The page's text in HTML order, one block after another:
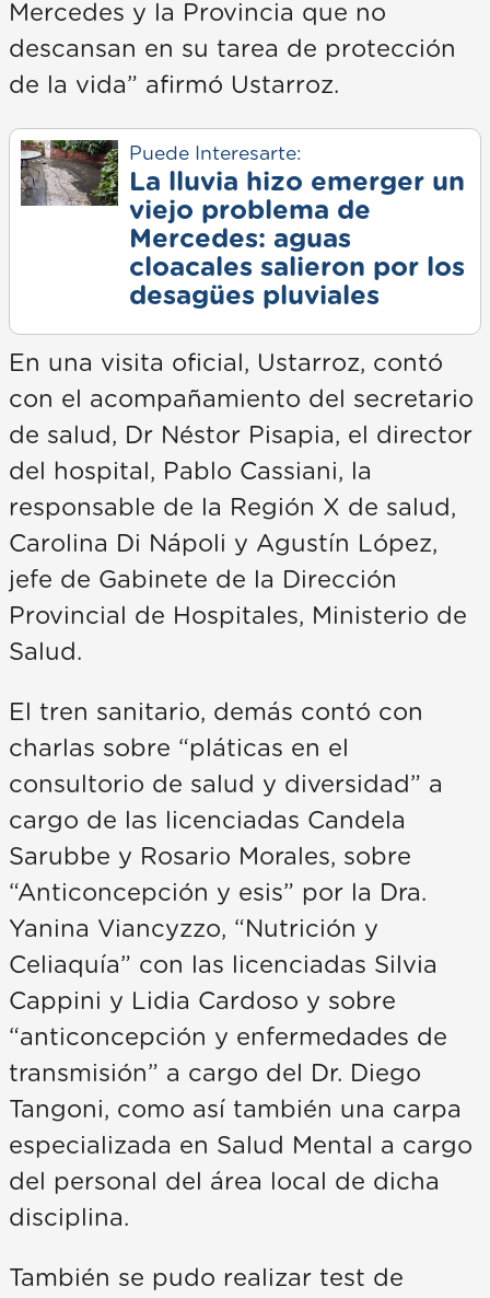
Mercedes y la Provincia que no
descansan en su tarea de protección
de la vida” afirmó Ustarroz.
Puede Interesarte:
La lluvia hizo emerger un
viejo problema de
Mercedes: aguas
cloacales salieron por los
desagües pluviales
En una visita oficial, Ustarroz, contó
con el acompañamiento del secretario
de salud, Dr Néstor Pisapia, el director
del hospital, Pablo Cassiani, la
responsable de la Región X de salud,
Carolina Di Nápoli y Agustín López,
jefe de Gabinete de la Dirección
Provincial de Hospitales, Ministerio de
Salud.
El tren sanitario, demás contó con
charlas sobre “pláticas en el
consultorio de salud y diversidad” a
cargo de las licenciadas Candela
Sarubbe y Rosario Morales, sobre
“Anticoncepción y esis” por la Dra.
Yanina Viancyzzo, “Nutrición y
Celiaquía” con las licenciadas Silvia
Cappini y Lidia Cardoso y sobre
“anticoncepción y enfermedades de
transmisión” a cargo del Dr. Diego
Tangoni, como así también una carpa
especializada en Salud Mental a cargo
del personal del área local de dicha
disciplina.
También se pudo realizar test de